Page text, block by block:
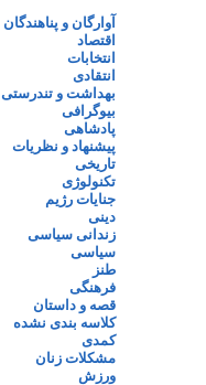
آوارگان و پناهندگان
اقتصاد
انتخابات
انتقادی
بهداشت و تندرستی
بیوگرافی
پادشاهی
پیشنهاد و نظریات
تاریخی
تکنولوژی
جنایات رژیم
دینی
زندانی سیاسی
سیاسی
طنز
فرهنگی
قصه و داستان
کلاسه بندی نشده
کمدی
مشکلات زنان
ورزش